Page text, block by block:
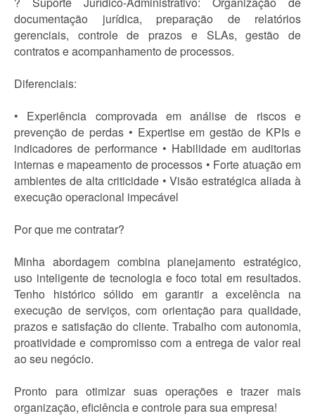
documentação jurídica, preparação de relatórios
gerenciais, controle de prazos e SLAs, gestão de
contratos e acompanhamento de processos.
Diferenciais:
• Experiência comprovada em análise de riscos e
prevenção de perdas • Expertise em gestão de KPIs e
indicadores de performance • Habilidade em auditorias
internas e mapeamento de processos • Forte atuação em
ambientes de alta criticidade • Visão estratégica aliada à
execução operacional impecável
Por que me contratar?
Minha abordagem combina planejamento estratégico,
uso inteligente de tecnologia e foco total em resultados.
Tenho histórico sólido em garantir a excelência na
execução de serviços, com orientação para qualidade,
prazos e satisfação do cliente. Trabalho com autonomia,
proatividade e compromisso com a entrega de valor real
ao seu negócio.
Pronto para otimizar suas operações e trazer mais
organização, eficiência e controle para sua empresa!